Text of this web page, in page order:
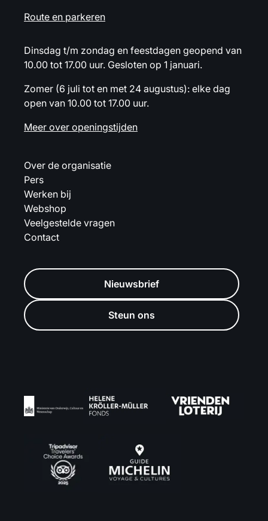
Route en parkeren
Dinsdag t/m zondag en feestdagen geopend van
10.00 tot 17.00 uur. Gesloten op 1 januari.
Zomer (6 juli tot en met 24 augustus): elke dag
open van 10.00 tot 17.00 uur.
Meer over openingstijden
Over de organisatie
Pers
Werken bij
Webshop
Veelgestelde vragen
Contact
Nieuwsbrief
Steun ons